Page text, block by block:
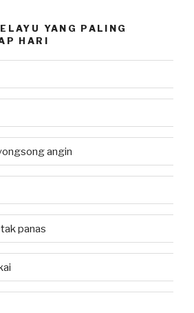
YANG PALING
HARI
angin
panas